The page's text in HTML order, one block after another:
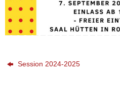
Session 2024-2025